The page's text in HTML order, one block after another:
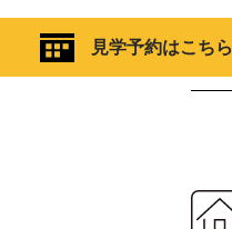
見学予約はこちら